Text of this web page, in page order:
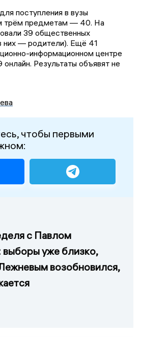
поступления в вузы
трём предметам — 40. На
39 общественных
них — родители). Ещё 41
информационном центре
Результаты объявят не
чтобы первыми
с Павлом
уже близко,
возобновился,